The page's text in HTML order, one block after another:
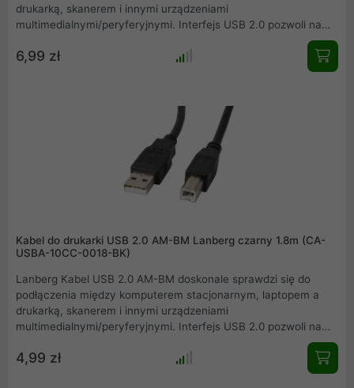
drukarką, skanerem i innymi urządzeniami
multimedialnymi/peryferyjnymi. Interfejs USB 2.0 pozwoli na
zastosowaniu ferrytowego rdzenia, sygnał transmitowany
przez kabel jest w większym procencie zachowywany zgodnie
6,99 zł
Kabel do drukarki USB 2.0 AM-BM Lanberg czarny 1.8m (CA-
USBA-10CC-0018-BK)
Lanberg Kabel USB 2.0 AM-BM doskonale sprawdzi się do
podłączenia między komputerem stacjonarnym, laptopem a
drukarką, skanerem i innymi urządzeniami
multimedialnymi/peryferyjnymi. Interfejs USB 2.0 pozwoli na
uzyskanie transferów na poziomie do 480 Mbps. Przewód
zapewnia szybki, stabilny i nieprzerwany sygnał.
4,99 zł